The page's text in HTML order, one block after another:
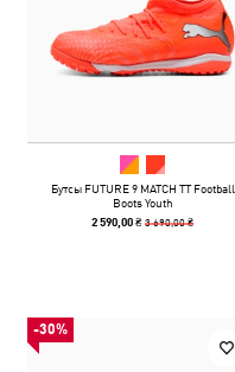
Бутсы FUTURE 9 MATCH TT Football
Boots Youth
2 590,00 ₴3 690,00 ₴
-30%